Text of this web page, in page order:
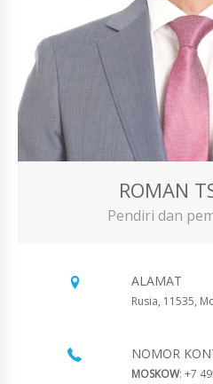
ROMAN
Pendiri dan
ALAMAT
Rusia, 11535,
NOMOR
MOSKOW: +7